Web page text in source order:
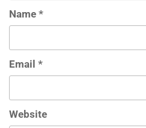
Name *
Email *
Website